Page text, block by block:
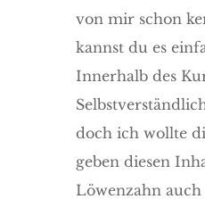
von mir schon
kannst du es
Innerhalb des
doch ich wollte
geben diesen
Löwenzahn